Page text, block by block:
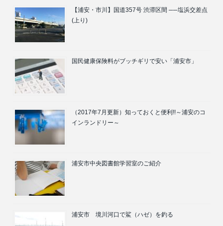
【浦安・市川】国道357号 渋滞区間 ──塩浜交差点
(上り)
国民健康保険料がブッチギリで安い「浦安市」
（2017年7月更新）知っておくと便利!!～浦安のコ
インランドリー～
浦安市中央図書館学習室のご紹介
浦安市 境川河口で鯊（ハゼ）を釣る